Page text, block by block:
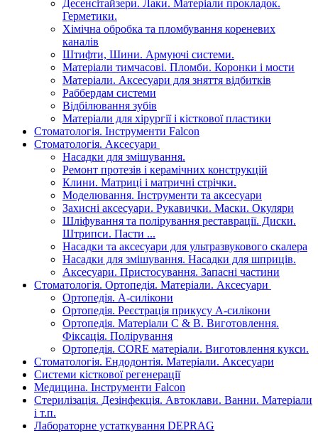
Десенсітайзери. Лаки. Матеріали прокладок.
Герметики.
Хімічна обробка та пломбування кореневих
каналів
Штифти, Шини. Армуючі системи.
Матеріали тимчасові. Пломби. Коронки і мости
Матеріали. Аксесуари для зняття відбитків
Раббердам системи
Відбілювання зубів
Матеріали для хірургії і кісткової пластики
Стоматологія. Інструменти Falcon
Стоматологія. Аксесуари
Насадки для змішування.
Ремонт протезів і керамічних конструкцій
Клини. Матриці і матричні стрічки.
Моделювання. Інструменти та аксесуари
Захисні аксесуари. Рукавички. Маски. Окуляри
Шліфування та полірування реставрації. Диски.
Штрипси. Пасти ...
Насадки та аксесуари для ультразвукового скалера
Насадки для змішування. Насадки для шприців.
Аксесуари. Пристосування. Запасні частини
Стоматологія. Ортопедія. Матеріали. Аксесуари
Ортопедія. А-силікони
Ортопедія. Реєстрація прикусу А-силікони
Ортопедія. Матеріали C & B. Виготовлення.
Фіксація. Полірування
Ортопедія. CORE матеріали. Виготовлення кукси.
Стоматологія. Ендодонтія. Матеріали. Аксесуари
Системи кісткової регенерації
Медицина. Інструменти Falcon
Стерилізація. Дезінфекція. Автоклави. Ванни. Матеріали
і т.п.
Лабораторне устаткування DEPRAG